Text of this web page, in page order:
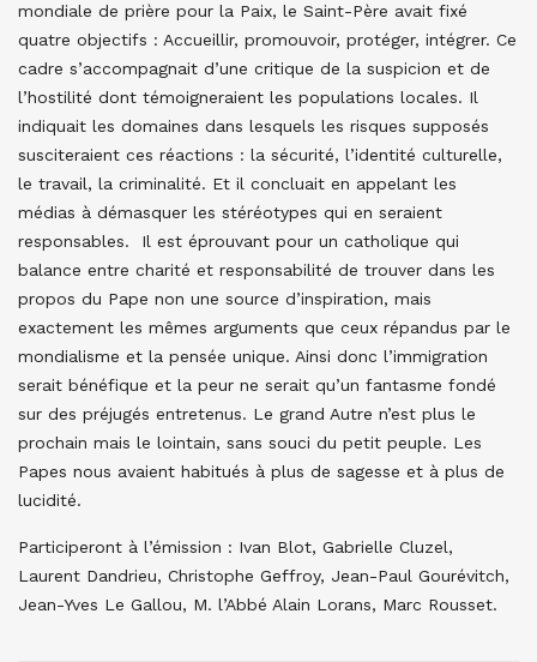
mondiale de prière pour la Paix, le Saint-Père avait fixé
quatre objectifs : Accueillir, promouvoir, protéger, intégrer. Ce
cadre s’accompagnait d’une critique de la suspicion et de
l’hostilité dont témoigneraient les populations locales. Il
indiquait les domaines dans lesquels les risques supposés
susciteraient ces réactions : la sécurité, l’identité culturelle,
le travail, la criminalité. Et il concluait en appelant les
médias à démasquer les stéréotypes qui en seraient
responsables. Il est éprouvant pour un catholique qui
balance entre charité et responsabilité de trouver dans les
propos du Pape non une source d’inspiration, mais
exactement les mêmes arguments que ceux répandus par le
mondialisme et la pensée unique. Ainsi donc l’immigration
serait bénéfique et la peur ne serait qu’un fantasme fondé
sur des préjugés entretenus. Le grand Autre n’est plus le
prochain mais le lointain, sans souci du petit peuple. Les
Papes nous avaient habitués à plus de sagesse et à plus de
lucidité.
Participeront à l’émission : Ivan Blot, Gabrielle Cluzel,
Laurent Dandrieu, Christophe Geffroy, Jean-Paul Gourévitch,
Jean-Yves Le Gallou, M. l’Abbé Alain Lorans, Marc Rousset.